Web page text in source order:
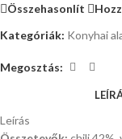
Összehasonlít
Kategóriák: Konyhai
Megosztás:
Leírás